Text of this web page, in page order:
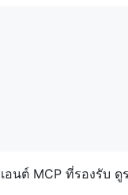
นต์ MCP ที่รองรับ ดู